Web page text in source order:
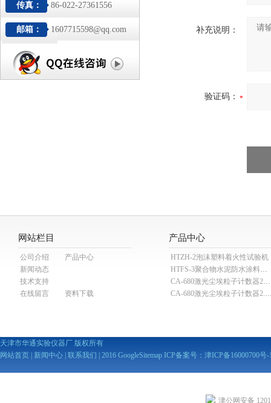
传真： 86-022-27361556
邮箱： 1607715598@qq.com 补充说明：
验证码：
网站栏目
公司介绍
产品中心
新闻动态
技术支持
在线留言
资料下载
产品中心
HTZH-2泡沫塑料着火性试验机
HTFS-3聚合物水泥防水涂料分散机
CA-680激光尘埃粒子计数器28.3L
CA-680激光尘埃粒子
天津市华通实验仪器厂 版权所有
网站首页
新闻中心 联系我们 | 2016 GoogleSitemap ICP备案号： 津ICP备16000700号-
津公网安备